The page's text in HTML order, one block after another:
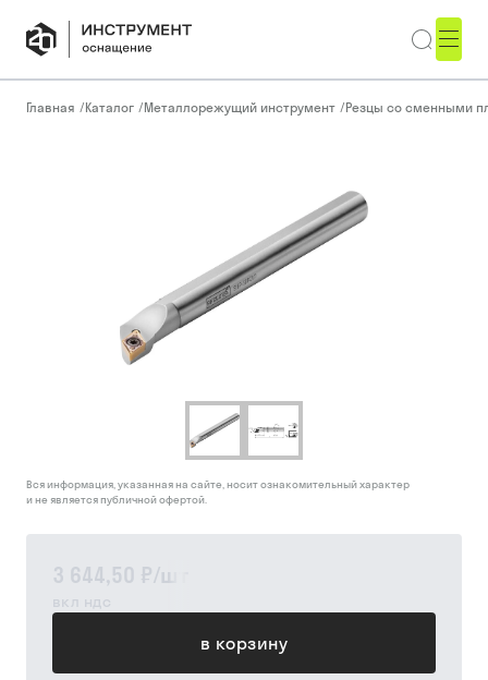
Главная /Каталог /Металлорежущий инструмент /Резцы со сменными
3 644,50 ₽/шт
вкл ндс
в корзину
Вся информация, указанная на сайте, носит ознакомительный характер
и не является публичной офертой.